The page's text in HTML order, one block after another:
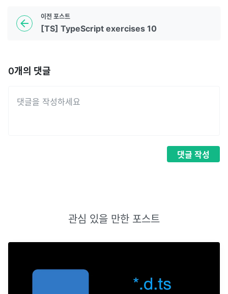
이전 포스트
[TS] TypeScript exercises 10
0개의 댓글
댓글 작성
관심 있을 만한 포스트